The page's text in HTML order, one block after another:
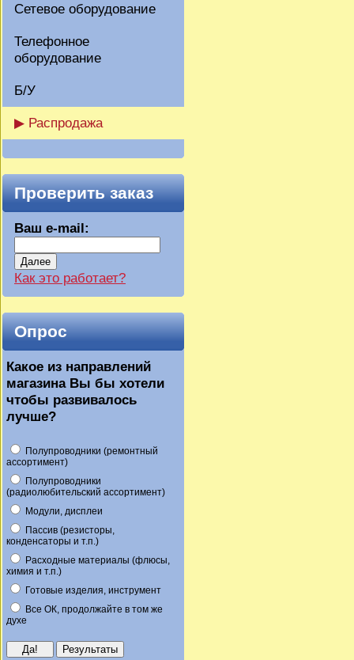
Сетевое оборудование
Телефонное
оборудование
Б/У
▶ Распродажа
Проверить заказ
Ваш e-mail:
Далее
Как это работает?
Опрос
Какое из направлений
магазина Вы бы хотели
чтобы развивалось
лучше?
Полупроводники (ремонтный
ассортимент)
Полупроводники
(радиолюбительский ассортимент)
Модули, дисплеи
Пассив (резисторы,
конденсаторы и т.п.)
Расходные материалы (флюсы,
химия и т.п.)
Готовые изделия, инструмент
Все ОК, продолжайте в том же
духе